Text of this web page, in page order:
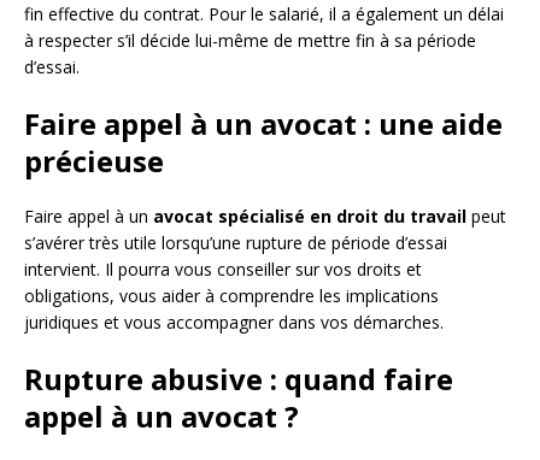
fin effective du contrat. Pour le salarié, il a également un délai
à respecter s’il décide lui-même de mettre fin à sa période
d’essai.
Faire appel à un avocat : une aide
précieuse
Faire appel à un avocat spécialisé en droit du travail peut
s’avérer très utile lorsqu’une rupture de période d’essai
intervient. Il pourra vous conseiller sur vos droits et
obligations, vous aider à comprendre les implications
juridiques et vous accompagner dans vos démarches.
Rupture abusive : quand faire
appel à un avocat ?